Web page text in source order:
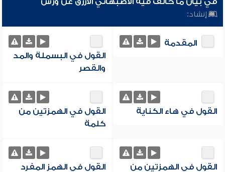
إنشاد:
المقدمة
القول في البسملة والمد
والقصر
القول في هاء الكناية
القول في الهمزتين من
كلمة
القول في الهمزتين من
القول في الهمز المفرد